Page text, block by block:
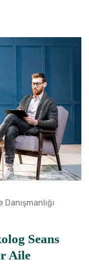
Seans
Aile